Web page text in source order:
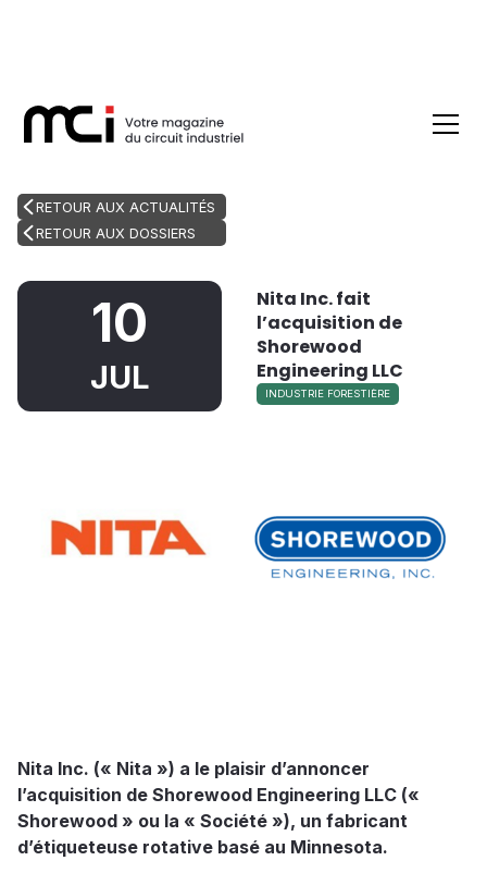
RETOUR AUX ACTUALITÉS
RETOUR AUX DOSSIERS
10
JUL
Nita Inc. fait
l’acquisition de
Shorewood
Engineering LLC
INDUSTRIE FORESTIÈRE
Nita Inc. (« Nita ») a le plaisir d’annoncer
l’acquisition de Shorewood Engineering LLC («
Shorewood » ou la « Société »), un fabricant
d’étiqueteuse rotative basé au Minnesota.